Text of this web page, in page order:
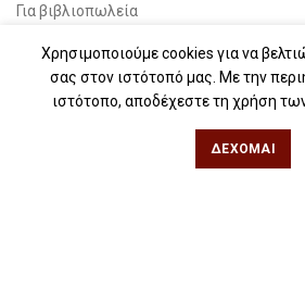
Για βιβλιοπωλεία
Για λέσχες ανάγνωσης
Για δημοσιογράφους
Χρησιμοποιούμε cookies για να
σας στον ιστότοπό μας. Με την
ιστότοπο, αποδέχεστε τη χρήση
ΔΈΧΟΜΑΙ